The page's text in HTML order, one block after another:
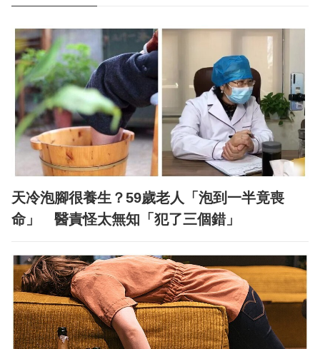
天冷泡腳很養生？59歲老人「泡到一半竟喪
命」 醫責怪太無知「犯了三個錯」